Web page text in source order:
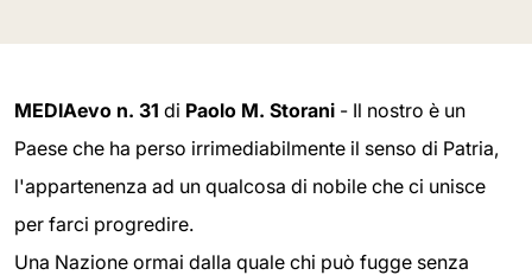
MEDIAevo n. 31 di Paolo M. Storani - Il nostro è un
Paese che ha perso irrimediabilmente il senso di Patria,
l'appartenenza ad un qualcosa di nobile che ci unisce
per farci progredire.
Una Nazione ormai dalla quale chi può fugge senza